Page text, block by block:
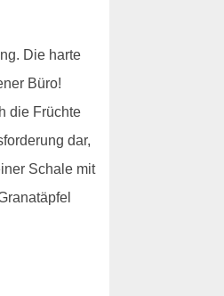
Die harte
Büro!
die Früchte
dar,
Schale mit